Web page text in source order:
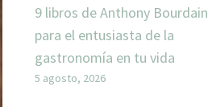
9 libros de Anthony Bourdain
para el entusiasta de la
gastronomía en tu vida
5 agosto, 2026